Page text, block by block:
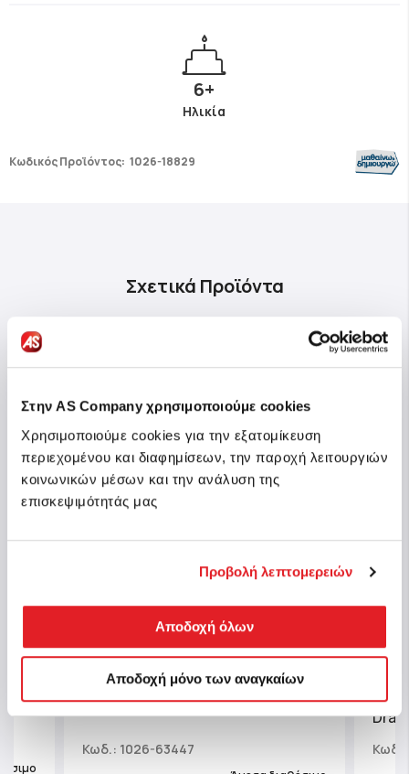
Στην AS Company χρησιμοποιούμε cookies
Χρησιμοποιούμε cookies για την εξατομίκευση
περιεχομένου και διαφημίσεων, την παροχή λειτουργιών
κοινωνικών μέσων και την ανάλυση της
επισκεψιμότητάς μας
Προβολή λεπτομερειών
Αποδοχή όλων
Αποδοχή μόνο των αναγκαίων
6+
Ηλικία
Κωδικός Προϊόντος: 1026-18829
Σχετικά Προϊόντα
Μαθαίνω & Δημιουργώ Ο Κόσμος
των Μυρμηγκιών Για 8+ Ετών
Κωδ.: 1026-63447 Κωδ.: